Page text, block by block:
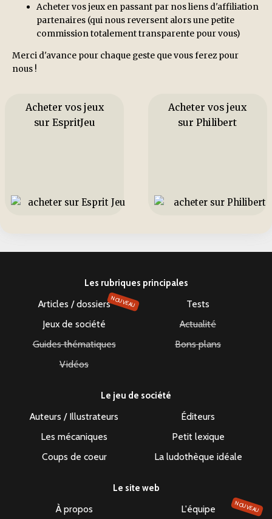
Acheter vos jeux en passant par nos liens d'affiliation
partenaires (qui nous reversent alors une petite
commission totalement transparente pour vous)
Merci d'avance pour chaque geste que vous ferez pour
nous !
Acheter vos jeux
sur EspritJeu
Acheter vos jeux
sur Philibert
Les rubriques principales
Articles / dossiersNOUVEAU
Tests
Jeux de société
Actualité
Guides thématiques
Bons plans
Vidéos
Le jeu de société
Auteurs / Illustrateurs
Éditeurs
Les mécaniques
Petit lexique
Coups de coeur
La ludothèque idéale
Le site web
À propos L'équipe NOUVEAU